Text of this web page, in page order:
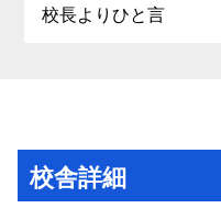
校長よりひと言
校舎詳細